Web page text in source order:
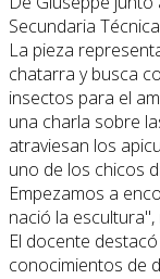
Secundaria
La pieza
chatarra y busca
insectos para el
una charla sobre
atraviesan los
uno de los chicos
Empezamos a
nació la
El docente
conocimientos de